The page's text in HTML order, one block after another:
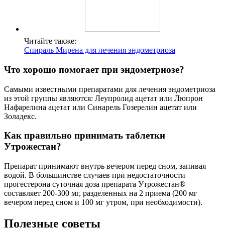
Читайте также:
Cпираль Мирена для лечения эндометриоза
Что хорошо помогает при эндометриозе?
Самыми известными препаратами для лечения эндометриоза
из этой группы являются: Леупролид ацетат или Люпрон
Нафарелина ацетат или Синарель Гозерелин ацетат или
Золадекс.
Как правильно принимать таблетки
Утрожестан?
Препарат принимают внутрь вечером перед сном, запивая
водой. В большинстве случаев при недостаточности
прогестерона суточная доза препарата Утрожестан®
составляет 200-300 мг, разделенных на 2 приема (200 мг
вечером перед сном и 100 мг утром, при необходимости).
Полезные советы